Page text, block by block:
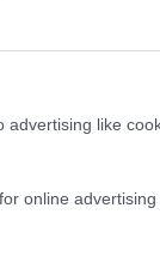
advertising like
online advertising
quanto possa
del
dei